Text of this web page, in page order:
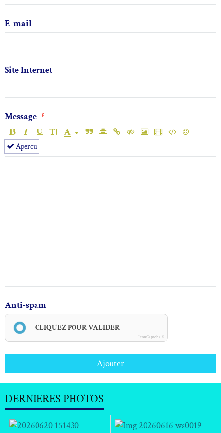
E-mail
Site Internet
Message
Aperçu
Anti-spam
CLIQUEZ POUR VALIDER
IconCaptcha ©
Ajouter
DERNIERES PHOTOS